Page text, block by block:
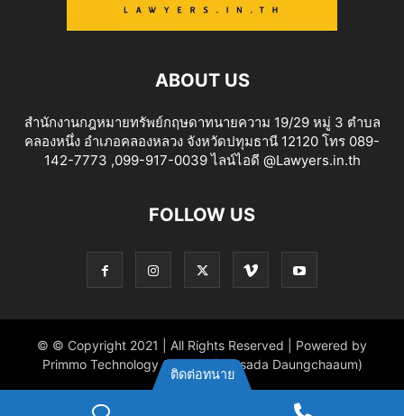
ABOUT US
สำนักงานกฎหมายทรัพย์กฤษดาทนายความ 19/29 หมู่ 3 ตำบล
คลองหนึ่ง อำเภอคลองหลวง จังหวัดปทุมธานี 12120 โทร 089-
142-7773 ,099-917-0039 ไลน์ไอดี @Lawyers.in.th
FOLLOW US
© © Copyright 2021 | All Rights Reserved | Powered by
Primmo Technology Co.,Ltd. (Khitsada Daungchaaum)
ติดต่อทนาย